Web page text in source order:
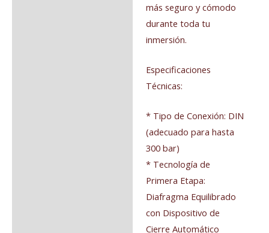
más seguro y cómodo
durante toda tu
inmersión.
Especificaciones
Técnicas:
* Tipo de Conexión: DIN
(adecuado para hasta
300 bar)
* Tecnología de
Primera Etapa:
Diafragma Equilibrado
con Dispositivo de
Cierre Automático